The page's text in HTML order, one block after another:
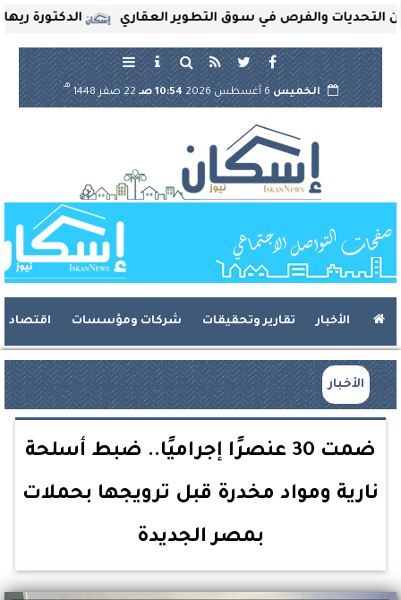
الدكتورة ريهام والفرص في سوق التطوير العقاري
الخميس 10:54 صـ 22 صفر 1448
هـ
الأخبار تقارير وتحقيقات شركات ومؤسسات اقتصاد
الأخبار
ضمت 30 عنصرًا إجراميًا.. ضبط أسلحة
نارية ومواد مخدرة قبل ترويجها بحملات
بمصر الجديدة